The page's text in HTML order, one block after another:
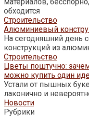
обходится
Строительство
Алюминиевый
На сегодняшний день
конструкций из
Строительство
Цветы поштучно:
можно купить один
Устали от пышных
лаконично и
Новости
Рубрики